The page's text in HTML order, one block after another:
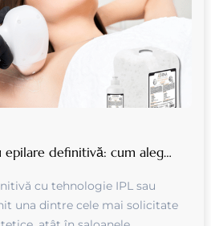
Gel pentru epilare definitivă: cum alegi produsul potrivit pentru tratamente eficiente
cu tehnologie IPL sau
una dintre cele mai solicitate